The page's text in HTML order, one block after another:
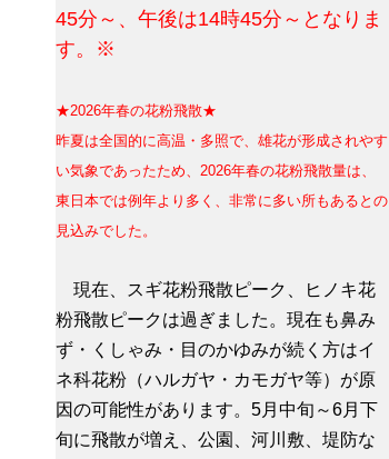
45分～、午後は14時45分～となりま
す。※
★2026年春の花粉飛散★
昨夏は全国的に高温・多照で、雄花が形成されやす
い気象であったため、 2026年春の花粉飛散量は、
東日本では例年より多く、非常に多い所もあるとの
見込みでした。
現在、スギ花粉飛散ピーク、ヒノキ花
粉飛散ピークは過ぎました。現在も鼻み
ず・くしゃみ・目のかゆみが続く方はイ
ネ科花粉（ハルガヤ・カモガヤ等）が原
因の可能性があります。5月中旬～6月下
旬に飛散が増え、公園、河川敷、堤防な